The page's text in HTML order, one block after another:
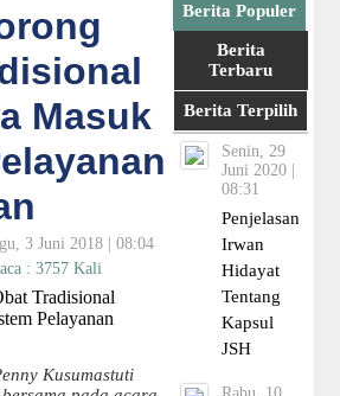
Masuk
3 Juni 2018 | 08:04
: 3757 Kali
Kusumastuti
Berita Populer
Berita
Terbaru
Berita Terpilih
Senin, 29
Juni 2020 |
08:31
Penjelasan
Irwan
Hidayat
Tentang
Kapsul
JSH